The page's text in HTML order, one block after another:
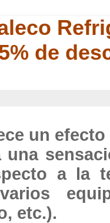
de
un
a la
etc.).